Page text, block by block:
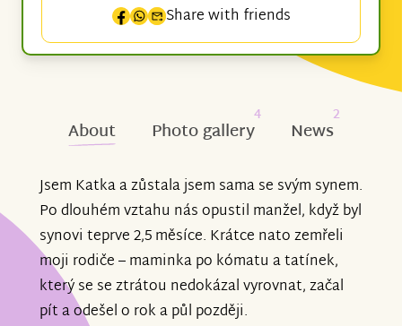
Share with friends
About Photo gallery
4
News
2
Jsem Katka a zůstala jsem sama se svým synem.
Po dlouhém vztahu nás opustil manžel, když byl
synovi teprve 2,5 měsíce. Krátce nato zemřeli
moji rodiče – maminka po kómatu a tatínek,
který se se ztrátou nedokázal vyrovnat, začal
pít a odešel o rok a půl později.